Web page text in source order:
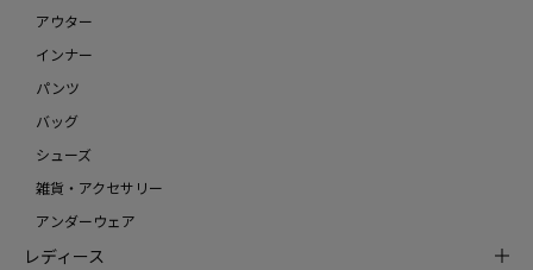
アウター
インナー
パンツ
バッグ
シューズ
雑貨・アクセサリー
アンダーウェア
レディース